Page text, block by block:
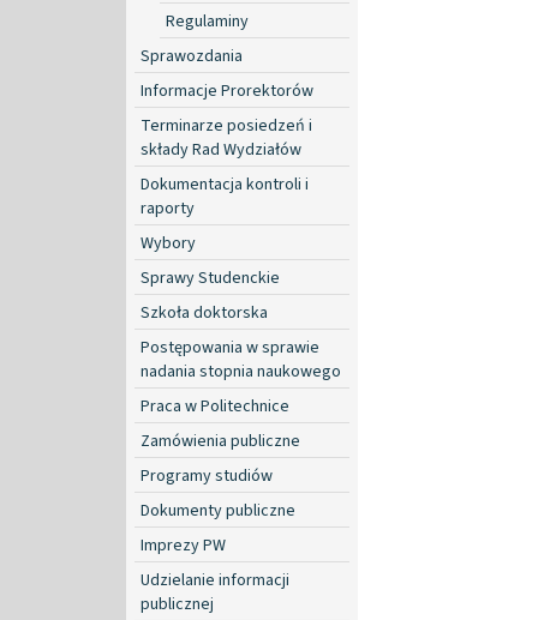
Regulaminy
Sprawozdania
Informacje Prorektorów
Terminarze posiedzeń i
składy Rad Wydziałów
Dokumentacja kontroli i
raporty
Wybory
Sprawy Studenckie
Szkoła doktorska
Postępowania w sprawie
nadania stopnia naukowego
Praca w Politechnice
Zamówienia publiczne
Programy studiów
Dokumenty publiczne
Imprezy PW
Udzielanie informacji
publicznej